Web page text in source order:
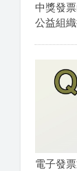
中獎發
公益組
電子發